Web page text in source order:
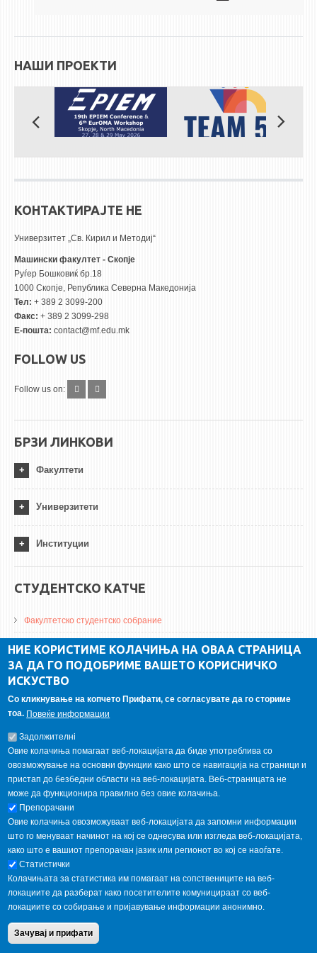
НАШИ ПРОЕКТИ
КОНТАКТИРАЈТЕ НЕ
Универзитет „Св. Кирил и Методиј“
Машински факултет - Скопје
Руѓер Бошковиќ бр.18
1000 Скопје, Република Северна Македонија
Тел: + 389 2 3099-200
Факс: + 389 2 3099-298
Е-пошта: contact@mf.edu.mk
FOLLOW US
Follow us on:
БРЗИ ЛИНКОВИ
Факултети
Универзитети
Институции
СТУДЕНТСКО КАТЧЕ
Факултетско студентско собрание
ДА Винчи магазин
Алумни асоцијација
ГАЛЕРИЈА
Copyright © 2013 Garnet All Rights Reserved. Designed by
НИЕ КОРИСТИМЕ КОЛАЧИЊА НА ОВАА СТРАНИЦА
ЗА ДА ГО ПОДОБРИМЕ ВАШЕТО КОРИСНИЧКО
ИСКУСТВО
Со кликнување на копчето Прифати, се согласувате да го сториме
тоа. Повеќе информации
Задолжителнi
Овие колачиња помагаат веб-локацијата да биде употреблива со
овозможување на основни функции како што се навигација на страници и
пристап до безбедни области на веб-локацијата. Веб-страницата не
може да функционира правилно без овие колачиња.
Препорачани
Овие колачиња овозможуваат веб-локацијата да запомни информации
што го менуваат начинот на кој се однесува или изгледа веб-локацијата,
како што е вашиот препорачан јазик или регионот во кој се наоѓате.
Статистички
Колачињата за статистика им помагаат на сопствениците на веб-
локациите да разберат како посетителите комуницираат со веб-
локациите со собирање и пријавување информации анонимно.
Зачувај и прифати